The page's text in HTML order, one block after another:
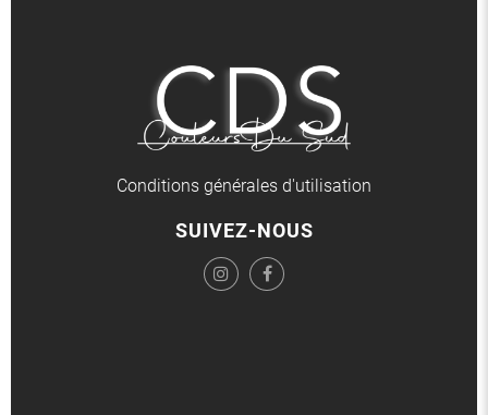
Conditions générales d'utilisation
SUIVEZ-NOUS